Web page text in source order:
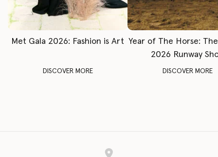
Met Gala 2026: Fashion is Art
DISCOVER MORE
Year of The Horse:
2026 Runway
DISCOVER MORE